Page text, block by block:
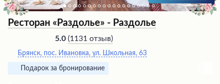
Ресторан «Раздолье» - Раздолье
5.0 (1131 отзыв)
Брянск, пос. Ивановка, ул. Школьная, 63
Подарок за бронирование